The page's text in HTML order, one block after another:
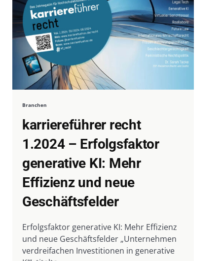
Branchen
karriereführer recht
1.2024 – Erfolgsfaktor
generative KI: Mehr
Effizienz und neue
Geschäftsfelder
Erfolgsfaktor generative KI: Mehr Effizienz
und neue Geschäftsfelder „Unternehmen
verdreifachen Investitionen in generative